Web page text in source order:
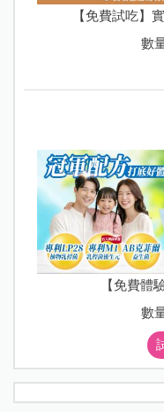
【免費試吃】
數
【免費體
數